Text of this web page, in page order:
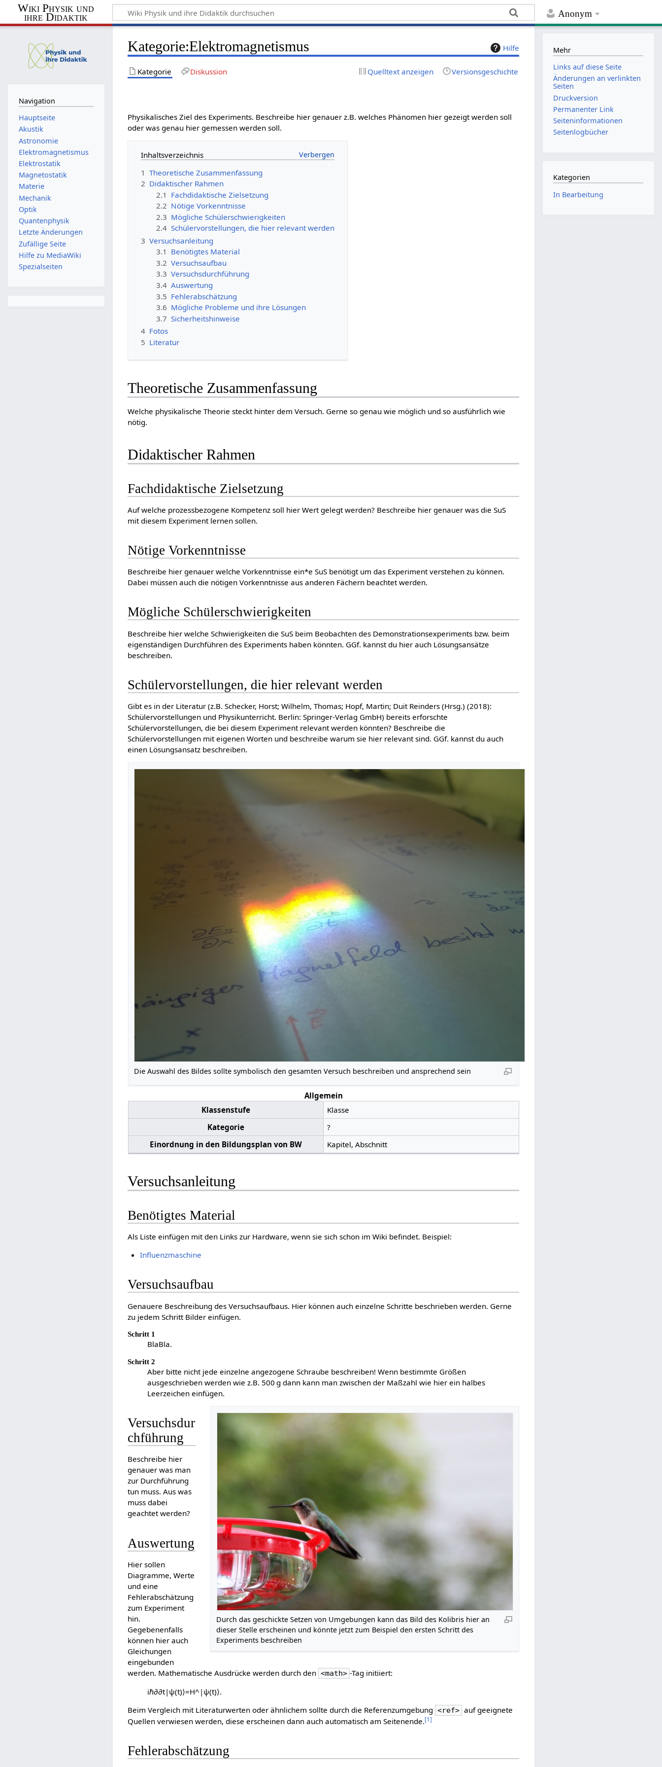
Anonym
Wiki Physik und
ihre Didaktik
Hilfe
Kategorie:Elektromagnetismus
Kategorie Diskussion Quelltext anzeigen Versionsgeschichte
Physikalisches Ziel des Experiments. Beschreibe hier genauer z.B. welches Phänomen hier gezeigt werden soll
oder was genau hier gemessen werden soll.
Inhaltsverzeichnis
1 Theoretische Zusammenfassung
2 Didaktischer Rahmen
2.1 Fachdidaktische Zielsetzung
2.2 Nötige Vorkenntnisse
2.3 Mögliche Schülerschwierigkeiten
2.4 Schülervorstellungen, die hier relevant werden
3 Versuchsanleitung
3.1 Benötigtes Material
3.2 Versuchsaufbau
3.3 Versuchsdurchführung
3.4 Auswertung
3.5 Fehlerabschätzung
3.6 Mögliche Probleme und ihre Lösungen
3.7 Sicherheitshinweise
4 Fotos
5 Literatur
Theoretische Zusammenfassung
Welche physikalische Theorie steckt hinter dem Versuch. Gerne so genau wie möglich und so ausführlich wie
nötig.
Didaktischer Rahmen
Fachdidaktische Zielsetzung
Auf welche prozessbezogene Kompetenz soll hier Wert gelegt werden? Beschreibe hier genauer was die SuS
mit diesem Experiment lernen sollen.
Nötige Vorkenntnisse
Beschreibe hier genauer welche Vorkenntnisse ein*e SuS benötigt um das Experiment verstehen zu können.
Dabei müssen auch die nötigen Vorkenntnisse aus anderen Fächern beachtet werden.
Mögliche Schülerschwierigkeiten
Beschreibe hier welche Schwierigkeiten die SuS beim Beobachten des Demonstrationsexperiments bzw. beim
eigenständigen Durchführen des Experiments haben könnten. GGf. kannst du hier auch Lösungsansätze
beschreiben.
Schülervorstellungen, die hier relevant werden
Gibt es in der Literatur (z.B. Schecker, Horst; Wilhelm, Thomas; Hopf, Martin; Duit Reinders (Hrsg.) (2018):
Schülervorstellungen und Physikunterricht. Berlin: Springer-Verlag GmbH) bereits erforschte
Schülervorstellungen, die bei diesem Experiment relevant werden könnten? Beschreibe die
Schülervorstellungen mit eigenen Worten und beschreibe warum sie hier relevant sind. GGf. kannst du auch
einen Lösungsansatz beschreiben.
Die Auswahl des Bildes sollte symbolisch den gesamten Versuch beschreiben und ansprechend sein
Allgemein
Klassenstufe
Klasse
Kategorie
?
Einordnung in den Bildungsplan von BW
Kapitel, Abschnitt
Versuchsanleitung
Benötigtes Material
Als Liste einfügen mit den Links zur Hardware, wenn sie sich schon im Wiki befindet. Beispiel:
Influenzmaschine
Versuchsaufbau
Genauere Beschreibung des Versuchsaufbaus. Hier können auch einzelne Schritte beschrieben werden. Gerne
zu jedem Schritt Bilder einfügen.
Schritt 1
BlaBla.
Schritt 2
Aber bitte nicht jede einzelne angezogene Schraube beschreiben! Wenn bestimmte Größen
ausgeschrieben werden wie z.B. 500 g dann kann man zwischen der Maßzahl wie hier ein halbes
Leerzeichen einfügen.
Durch das geschickte Setzen von Umgebungen kann das Bild des Kolibris hier an
dieser Stelle erscheinen und könnte jetzt zum Beispiel den ersten Schritt des
Experiments beschreiben
Versuchsdur
chführung
Beschreibe hier
genauer was man
zur Durchführung
tun muss. Aus was
muss dabei
geachtet werden?
Auswertung
Hier sollen
Diagramme, Werte
und eine
Fehlerabschätzung
zum Experiment
hin.
Gegebenenfalls
können hier auch
Gleichungen
eingebunden
werden. Mathematische Ausdrücke werden durch den <math> -Tag initiiert:
iℏ∂∂t| ψ(t)⟩=H^ | ψ(t)⟩.
Beim Vergleich mit Literaturwerten oder ähnlichem sollte durch die Referenzumgebung <ref> auf geeignete
Quellen verwiesen werden, diese erscheinen dann auch automatisch am Seitenende.[1]
Fehlerabschätzung
Navigation
Hauptseite
Akustik
Astronomie
Elektromagnetismus
Elektrostatik
Magnetostatik
Materie
Mechanik
Optik
Quantenphysik
Letzte Änderungen
Zufällige Seite
Hilfe zu MediaWiki
Spezialseiten
Mehr
Links auf diese Seite
Änderungen an verlinkten
Seiten
Druckversion
Permanenter Link
Seiten­­informationen
Seitenlogbücher
Kategorien
In Bearbeitung